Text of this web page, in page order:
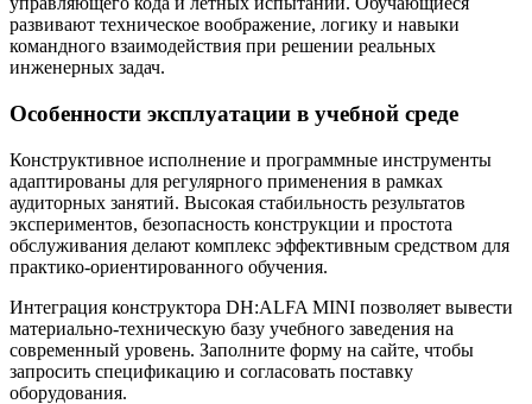
развивают техническое воображение, логику и навыки
командного взаимодействия при решении реальных
инженерных задач.
Особенности эксплуатации в учебной среде
Конструктивное исполнение и программные инструменты
адаптированы для регулярного применения в рамках
аудиторных занятий. Высокая стабильность результатов
экспериментов, безопасность конструкции и простота
обслуживания делают комплекс эффективным средством для
практико-ориентированного обучения.
Интеграция конструктора DH:ALFA MINI позволяет вывести
материально-техническую базу учебного заведения на
современный уровень. Заполните форму на сайте, чтобы
запросить спецификацию и согласовать поставку
оборудования.